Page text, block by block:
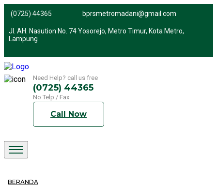
(0725) 44365 bprsmetromadani@gmail.com
Jl. AH. Nasution No. 74 Yosorejo, Metro Timur, Kota Metro,
Lampung
Need Help? call us free
(0725) 44365
No Telp / Fax
Call Now
BERANDA